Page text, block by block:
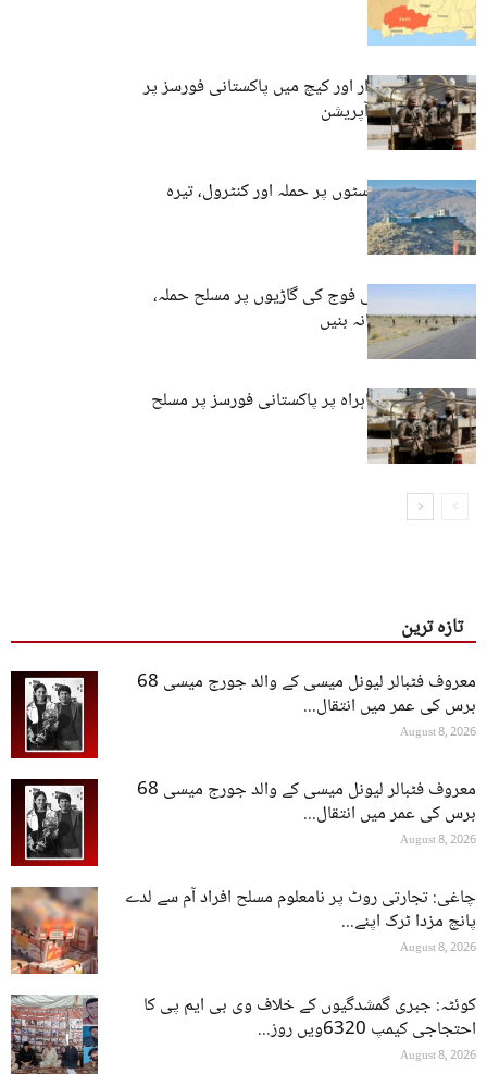
بلوچستان: خضدار اور کیچ میں پاکستانی فورسز پر
حملے اور فوجی آپریشن
کوئٹہ: فورسز پوسٹوں پر حملہ اور کنٹرول، تیرہ
اہلکار ہلاک
پنجگور: پاکستانی فوج کی گاڑیوں پر مسلح حملہ،
بکتر بند بھی نشانہ بنیں
خاران: مرکزی شاہراہ پر پاکستانی فورسز پر مسلح
حملہ
تازہ ترین
معروف فٹبالر لیونل میسی کے والد جورج میسی 68
برس کی عمر میں انتقال...
August 8, 2026
معروف فٹبالر لیونل میسی کے والد جورج میسی 68
برس کی عمر میں انتقال...
August 8, 2026
چاغی: تجارتی روٹ پر نامعلوم مسلح افراد آم سے لدے
پانچ مزدا ٹرک اپنے...
August 8, 2026
کوئٹہ: جبری گمشدگیوں کے خلاف وی بی ایم پی کا
احتجاجی کیمپ 6320ویں روز...
August 8, 2026